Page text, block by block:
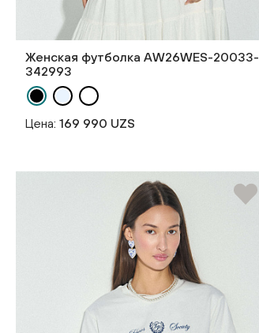
Женская футболка AW26WES-20033-
342993
Цена: 169 990 UZS